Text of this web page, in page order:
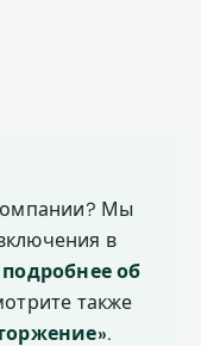
Мы
в
подробнее об
также
.